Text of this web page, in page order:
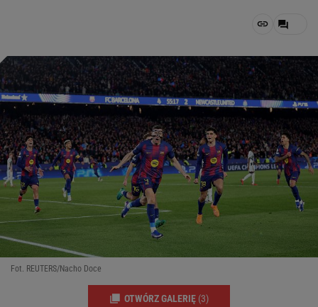
Fot. REUTERS/Nacho Doce
OTWÓRZ GALERIĘ (3)